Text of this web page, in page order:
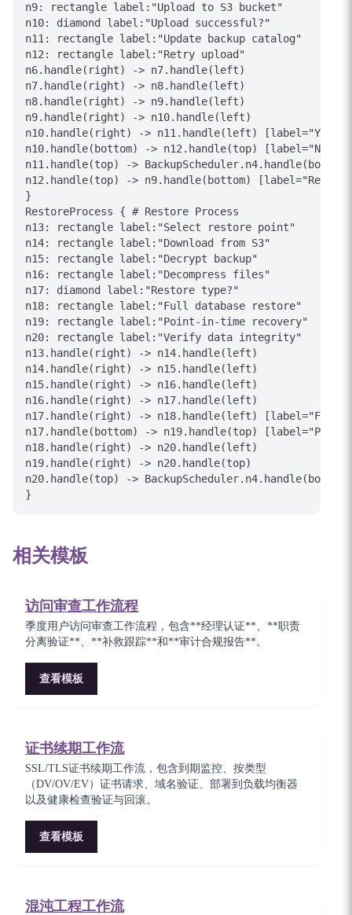
n9: rectangle label:"Upload to S3 bucket"
n10: diamond label:"Upload successful?"
n11: rectangle label:"Update backup catalog"
n12: rectangle label:"Retry upload"
n6.handle(right) -> n7.handle(left)
n7.handle(right) -> n8.handle(left)
n8.handle(right) -> n9.handle(left)
n9.handle(right) -> n10.handle(left)
n10.handle(right) -> n11.handle(left) [label="Yes"]
n10.handle(bottom) -> n12.handle(top) [label="No"]
n11.handle(top) ->
n12.handle(top) -> n9.handle(bottom) [label="Retry"]
}
RestoreProcess { # Restore Process
n13: rectangle label:"Select restore point"
n14: rectangle label:"Download from S3"
n15: rectangle label:"Decrypt backup"
n16: rectangle label:"Decompress files"
n17: diamond label:"Restore type?"
n18: rectangle label:"Full database restore"
n19: rectangle label:"Point-in-time recovery"
n20: rectangle label:"Verify data integrity"
n13.handle(right) -> n14.handle(left)
n14.handle(right) -> n15.handle(left)
n15.handle(right) -> n16.handle(left)
n16.handle(right) -> n17.handle(left)
n17.handle(right) -> n18.handle(left) [label="Full"]
n17.handle(bottom) -> n19.handle(top) [label="PITR"]
n18.handle(right) -> n20.handle(left)
n19.handle(right) -> n20.handle(top)
n20.handle(top) ->
}
相关模板
访问审查工作流程
季度用户访问审查工作流程，包含**经理认证**、**职责
分离验证**、**补救跟踪**和**审计合规报告**。
查看模板
证书续期工作流
SSL/TLS证书续期工作流，包含到期监控、按类型
（DV/OV/EV）证书请求、域名验证、部署到负载均衡器
以及健康检查验证与回滚。
查看模板
混沌工程工作流